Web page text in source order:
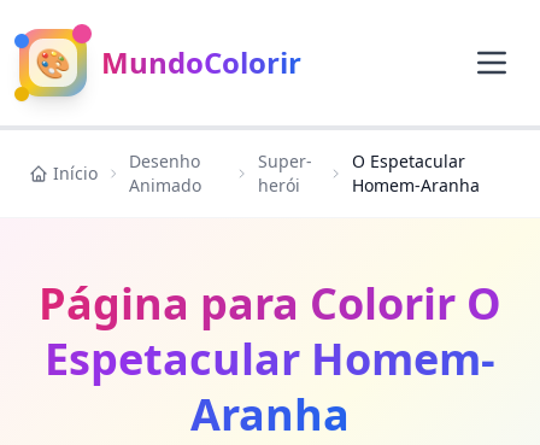
🎨 MundoColorir
Início
Desenho
Animado
Super-
herói
O Espetacular
Homem-Aranha
Página para Colorir O
Espetacular Homem-
Aranha